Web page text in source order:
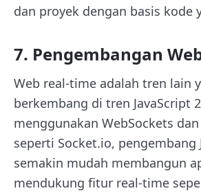
dan proyek dengan basis kode
7. Pengembangan
Web real-time adalah tren lain
berkembang di tren JavaScript
menggunakan WebSockets
seperti Socket.io, pengembang
semakin mudah membangun
mendukung fitur real-time